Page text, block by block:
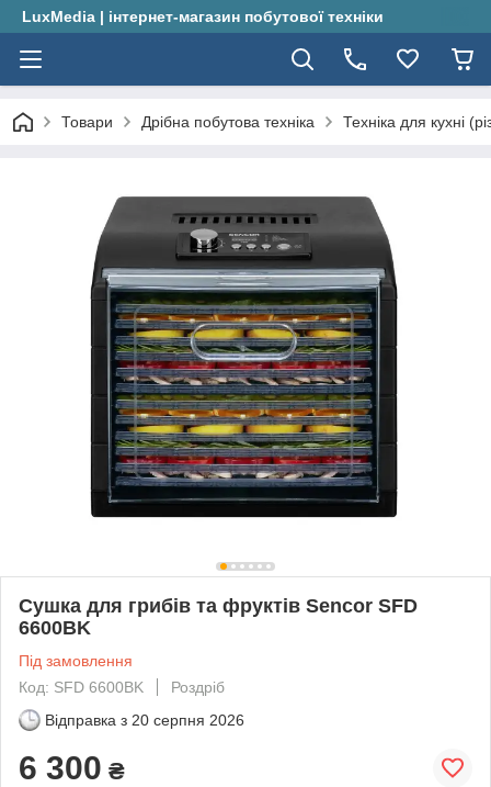
LuxMedia | інтернет-магазин побутової техніки
Товари Дрібна побутова техніка Техніка для кухні
Сушка для грибів та фруктів Sencor SFD
6600BK
Під замовлення
Код: SFD 6600BK
Роздріб
Відправка з 20 серпня 2026
6 300 ₴